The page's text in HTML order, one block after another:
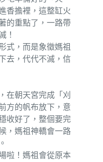
香擔裡，這整缸火
的重點了，一路帶
！
式，而是象徵媽祖
去，代代不滅，信
在朝天宮完成「刈
方的帆布放下，意
收好了，整個要完
，媽祖神轎會一路
啦！媽祖會從原本